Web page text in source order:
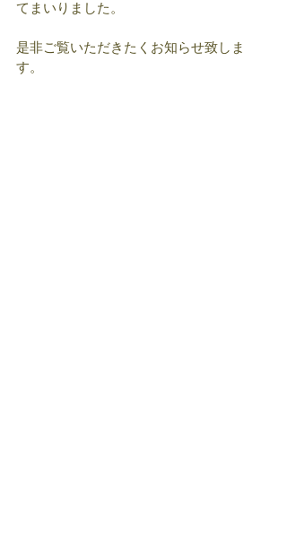
てまいりました。
是非ご覧いただきたくお知らせ致しま
す。